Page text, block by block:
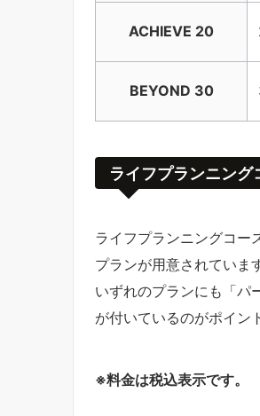
ACHIEVE 20
BEYOND 30
ライフプランニング
ライフプランニングコー
プランが用意されていま
いずれのプランにも「パ
が付いているのがポイン
※料金は税込表示です。